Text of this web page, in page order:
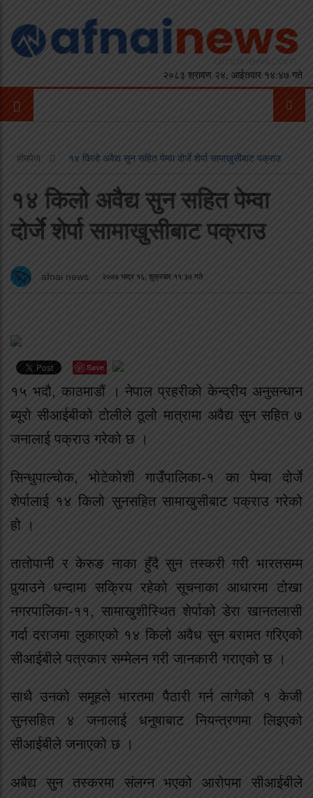
२०८३ श्रावण २४, आईतवार १४:४७ गते
होमपेज १४ किलो अवैद्य सुन सहित पेम्वा दोर्जे शेर्पा सामाखुसीबाट पक्राउ
१४ किलो अवैद्य सुन सहित पेम्वा
दोर्जे शेर्पा सामाखुसीबाट पक्राउ
afnai news २०७४ भाद्र १६, शुक्रबार ११:३७ गते
Save
१५ भदौ, काठमाडौं । नेपाल प्रहरीको केन्द्रीय अनुसन्धान
ब्यूरो सीआईबीको टोलीले ठूलो मात्रामा अवैद्य सुन सहित ७
जनालाई पक्राउ गरेको छ ।
सिन्धुपाल्चोक, भोटेकोशी गाउँपालिका-१ का पेम्वा दोर्जे
शेर्पालाई १४ किलो सुनसहित सामाखुसीबाट पक्राउ गरेको
हो ।
तातोपानी र केरुङ नाका हुँदै सुन तस्करी गरी भारतसम्म
पुर्‍याउने धन्दामा सक्रिय रहेको सूचनाका आधारमा टोखा
नगरपालिका-११, सामाखुशीस्थित शेर्पाको डेरा खानतलासी
गर्दा दराजमा लुकाएको १४ किलो अवैध सुन बरामत गरिएको
सीआईबीले पत्रकार सम्मेलन गरी जानकारी गराएको छ ।
साथै उनको समूहले भारतमा पैठारी गर्न लागेको १ केजी
सुनसहित ४ जनालाई धनुषाबाट नियन्त्रणमा लिइएको
सीआईबीले जनाएको छ ।
अबैद्य सुन तस्करमा संलग्न भएको आरोपमा सीआईबीले